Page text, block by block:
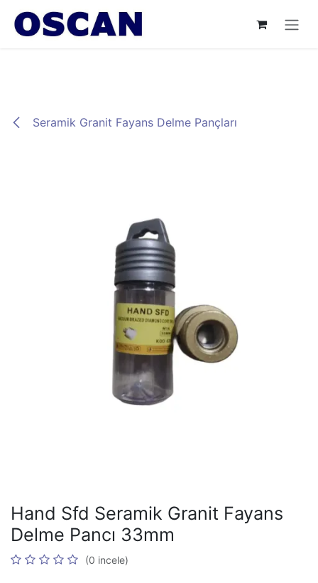
İçereği Atla
Seramik Granit Fayans Delme Pançları
Hand Sfd Seramik Granit Fayans
Delme Pancı 33mm
(0 incele)